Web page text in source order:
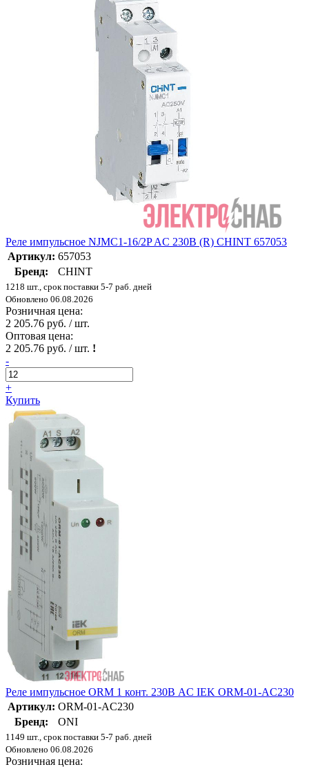
Реле импульсное NJMC1-16/2P AC 230В (R) CHINT 657053
Артикул: 657053
Бренд:
CHINT
1218 шт., срок поставки 5-7 раб. дней
Обновлено 06.08.2026
Розничная цена:
2 205.76 руб. / шт.
Оптовая цена:
2 205.76 руб. / шт. !
-
+
Купить
Реле импульсное ORM 1 конт. 230В AC IEK ORM-01-AC230
Артикул: ORM-01-AC230
Бренд:
ONI
1149 шт., срок поставки 5-7 раб. дней
Обновлено 06.08.2026
Розничная цена: